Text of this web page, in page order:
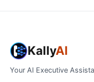
KallyAI
Your AI Executive